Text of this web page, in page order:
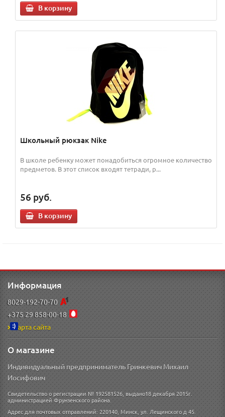
В корзину
Школьный рюкзак Nike
В школе ребенку может понадобиться огромное количество
предметов. В этот список входят тетради, р...
56 руб.
В корзину
Информация
8029-192-70-70
+375 29 858-00-18
Карта сайта
О магазине
Индивидуальный предприниматель Гринкевич Михаил
Иосифович
Свидетельство о регистрации № 192581526, выдано18 декабря 2015г.
администрацией Фрунзенского района.
Адрес для почтовых отправлений: 220140, Минск, ул. Лещинского д 45.